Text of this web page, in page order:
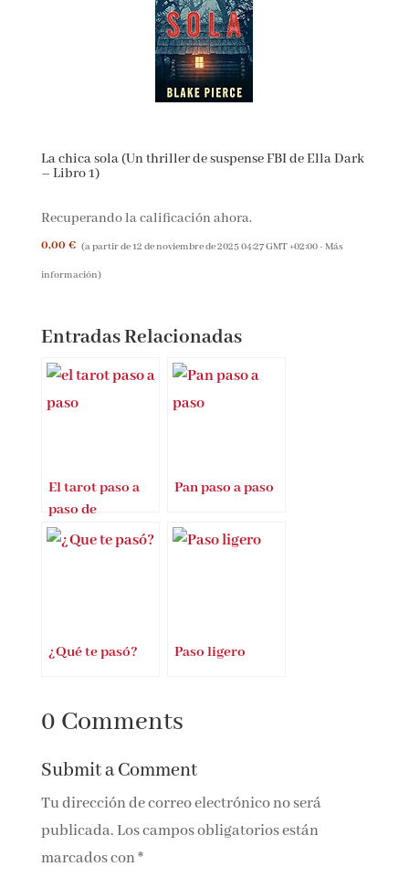
La chica sola (Un thriller de suspense FBI de Ella Dark
– Libro 1)
Recuperando la calificación ahora.
0,00 € (a partir de 12 de noviembre de 2025 04:27 GMT +02:00 - Más
información)
Entradas Relacionadas
El tarot paso a
paso de
Marianne Costa
Pan paso a paso
¿Qué te pasó? Paso ligero
0 Comments
Submit a Comment
Tu dirección de correo electrónico no será
publicada.Los campos obligatorios están
marcados con*